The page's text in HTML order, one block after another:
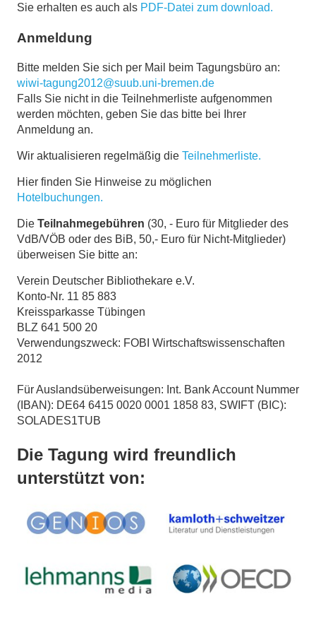
Sie erhalten es auch als PDF-Datei zum download.
Anmeldung
Bitte melden Sie sich per Mail beim Tagungsbüro an:
wiwi-tagung2012@suub.uni-bremen.de
Falls Sie nicht in die Teilnehmerliste aufgenommen
werden möchten, geben Sie das bitte bei Ihrer
Anmeldung an.
Wir aktualisieren regelmäßig die Teilnehmerliste.
Hier finden Sie Hinweise zu möglichen
Hotelbuchungen.
Die Teilnahmegebühren (30, - Euro für Mitglieder des
VdB/VÖB oder des BiB, 50,- Euro für Nicht-Mitglieder)
überweisen Sie bitte an:
Verein Deutscher Bibliothekare e.V.
Konto-Nr. 11 85 883
Kreissparkasse Tübingen
BLZ 641 500 20
Verwendungszweck: FOBI Wirtschaftswissenschaften
2012
Für Auslandsüberweisungen: Int. Bank Account Nummer
(IBAN): DE64 6415 0020 0001 1858 83, SWIFT (BIC):
SOLADES1TUB
Die Tagung wird freundlich
unterstützt von: